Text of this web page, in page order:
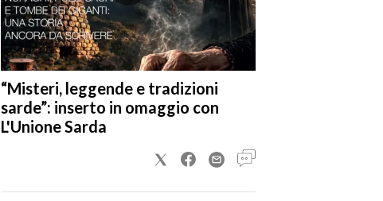
“Misteri, leggende e tradizioni
sarde”: inserto in omaggio con
L'Unione Sarda